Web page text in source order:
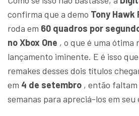
confirma que a demo Tony Hawk
roda em 60 quadros por
​​no Xbox One , o que é uma ótima
lançamento iminente. E é isso
remakes desses dois títulos
em 4 de setembro , então faltam
semanas para apreciá-los em seu